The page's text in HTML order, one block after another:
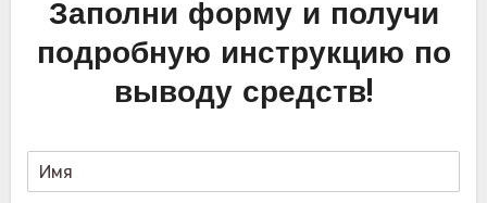
Заполни форму и получи
подробную инструкцию по
выводу средств!